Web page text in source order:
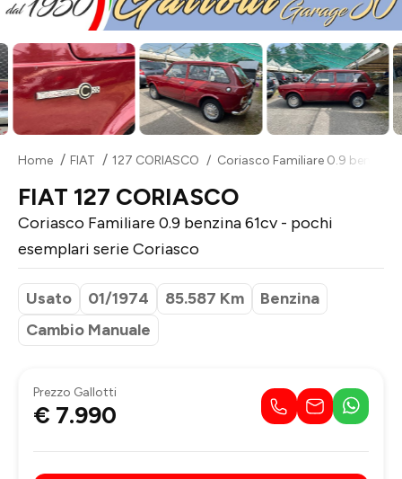
Home FIAT 127 CORIASCO Coriasco Familiare 0.9 benzina
FIAT 127 CORIASCO
Coriasco Familiare 0.9 benzina 61cv - pochi
esemplari serie Coriasco
Usato 01/1974 85.587 Km
Benzina
Cambio Manuale
Prezzo Gallotti
€ 7.990